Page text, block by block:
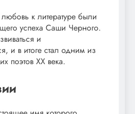
к литературе были
успеха Саши Черного.
и
и в итоге стал одним из
поэтов XX века.